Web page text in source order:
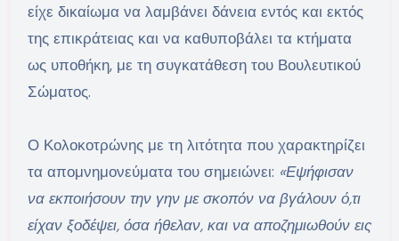
είχε δικαίωμα να λαμβάνει δάνεια εντός και εκτός
της επικράτειας και να καθυποβάλει τα κτήματα
ως υποθήκη, με τη συγκατάθεση του Βουλευτικού
Σώματος.
Ο Κολοκοτρώνης με τη λιτότητα που χαρακτηρίζει
τα απομνημονεύματα του σημειώνει: «Εψήφισαν
να εκποιήσουν την γην με σκοπόν να βγάλουν ό,τι
είχαν ξοδέψει, όσα ήθελαν, και να αποζημιωθούν εις